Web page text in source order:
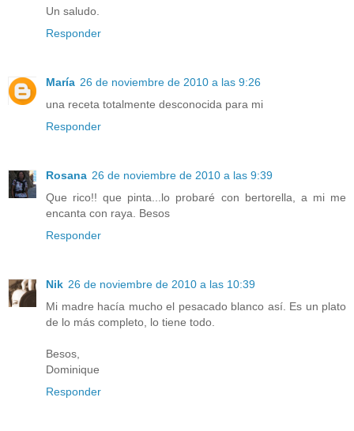
Un saludo.
Responder
María 26 de noviembre de 2010 a las 9:26
una receta totalmente desconocida para mi
Responder
Rosana 26 de noviembre de 2010 a las 9:39
Que rico!! que pinta...lo probaré con bertorella, a mi me
encanta con raya. Besos
Responder
Nik 26 de noviembre de 2010 a las 10:39
Mi madre hacía mucho el pesacado blanco así. Es un plato
de lo más completo, lo tiene todo.
Besos,
Dominique
Responder